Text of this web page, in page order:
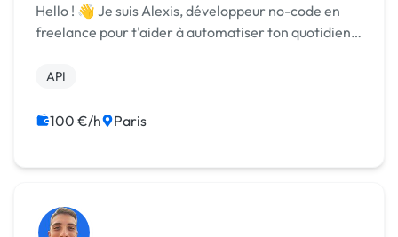
Hello ! 👋 Je suis Alexis, développeur no-code en
freelance pour t'aider à automatiser ton quotidien
Ayant toujours évolué en start-up avec de...
API
100 €/h Paris